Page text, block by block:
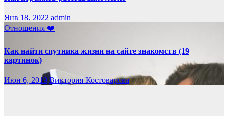
Янв 18, 2022 admin
Отношения ❤️
Как найти спутника жизни на сайте знакомств (19
картинок)
Июн 6, 2019 Виктория Костоварова